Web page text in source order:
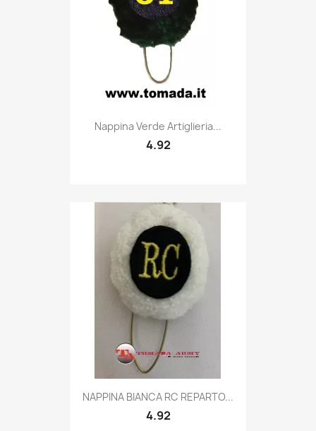
Quick view
Nappina Verde Artiglieria...
4.92
Quick view
NAPPINA BIANCA RC REPARTO...
4.92